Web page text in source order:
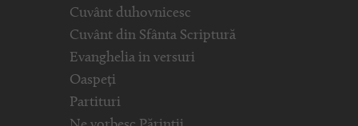
Cuvânt duhovnicesc
Cuvânt din Sfânta Scriptură
Evanghelia in versuri
Oaspeți
Partituri